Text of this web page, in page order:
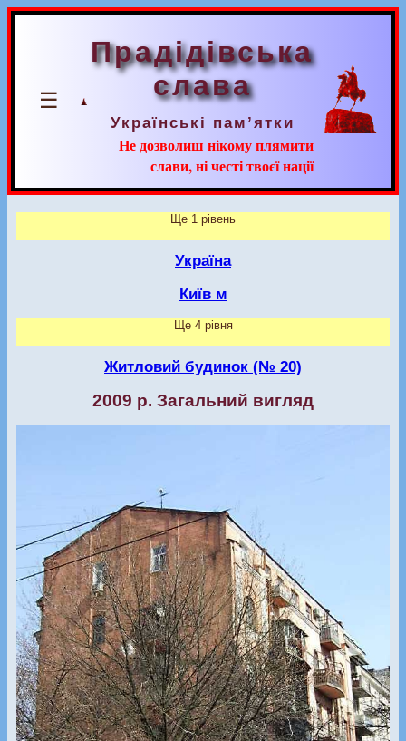
☰
Прадідівська
слава
Українські пам’ятки
Не дозволиш нікому плямити
слави, ні честі твоєї нації
Ще 1 рівень
Україна
Київ м
Ще 4 рівня
Житловий будинок (№ 20)
2009 р. Загальний вигляд